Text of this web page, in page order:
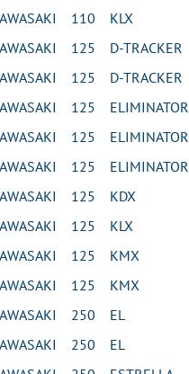
110 KLX
125 D-TRACKER
125 D-TRACKER
125 ELIMINATOR
125 ELIMINATOR
125 ELIMINATOR
125 KDX
125 KLX
125 KMX
125 KMX
250 EL
250 EL